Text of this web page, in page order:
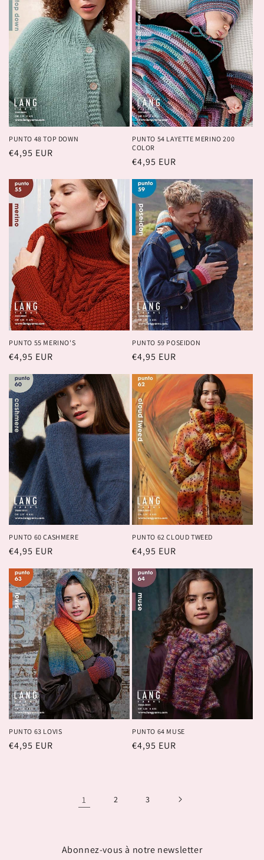
PUNTO 48 TOP DOWN
Prix
€4,95 EUR
PUNTO 54 LAYETTE MERINO 200
COLOR
Prix
habituel
€4,95 EUR
PUNTO 55 MERINO'S
Prix
€4,95 EUR
PUNTO 59 POSEIDON
Prix
€4,95 EUR
PUNTO 60 CASHMERE
Prix
€4,95 EUR
PUNTO 62 CLOUD TWEED
Prix
€4,95 EUR
PUNTO 63 LOVIS
Prix
€4,95 EUR
PUNTO 64 MUSE
Prix
€4,95 EUR
1 2 3
Abonnez-vous à notre newsletter